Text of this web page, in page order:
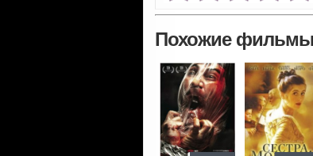
Похожие